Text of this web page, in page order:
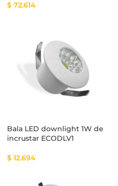
$ 72.614
Bala LED downlight 1W de
incrustar ECODLV1
$ 12.694